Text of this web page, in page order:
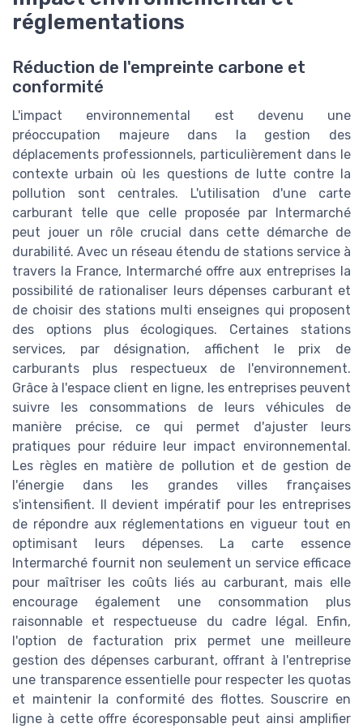
réglementations
Réduction de l'empreinte carbone et
conformité
L'impact environnemental est devenu une
préoccupation majeure dans la gestion des
déplacements professionnels, particulièrement dans le
contexte urbain où les questions de lutte contre la
pollution sont centrales. L'utilisation d'une carte
carburant telle que celle proposée par Intermarché
peut jouer un rôle crucial dans cette démarche de
durabilité. Avec un réseau étendu de stations service à
travers la France, Intermarché offre aux entreprises la
possibilité de rationaliser leurs dépenses carburant et
de choisir des stations multi enseignes qui proposent
des options plus écologiques. Certaines stations
services, par désignation, affichent le prix de
carburants plus respectueux de l'environnement.
Grâce à l'espace client en ligne, les entreprises peuvent
suivre les consommations de leurs véhicules de
manière précise, ce qui permet d'ajuster leurs
pratiques pour réduire leur impact environnemental.
Les règles en matière de pollution et de gestion de
l'énergie dans les grandes villes françaises
s'intensifient. Il devient impératif pour les entreprises
de répondre aux réglementations en vigueur tout en
optimisant leurs dépenses. La carte essence
Intermarché fournit non seulement un service efficace
pour maîtriser les coûts liés au carburant, mais elle
encourage également une consommation plus
raisonnable et respectueuse du cadre légal. Enfin,
l'option de facturation prix permet une meilleure
gestion des dépenses carburant, offrant à l'entreprise
une transparence essentielle pour respecter les quotas
et maintenir la conformité des flottes. Souscrire en
ligne à cette offre écoresponsable peut ainsi amplifier